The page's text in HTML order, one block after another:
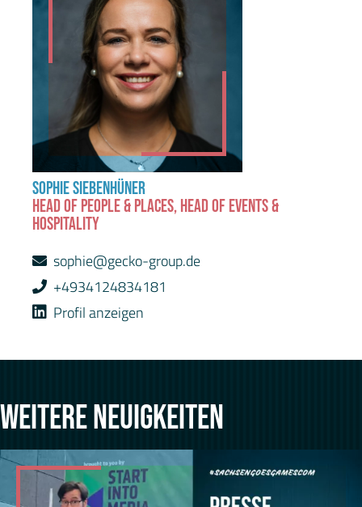
SOPHIE SIEBENHÜNER
HEAD OF PEOPLE & PLACES, HEAD OF EVENTS &
HOSPITALITY
sophie@gecko-group.de
+4934124834181
Profil anzeigen
WEITERE NEUIGKEITEN